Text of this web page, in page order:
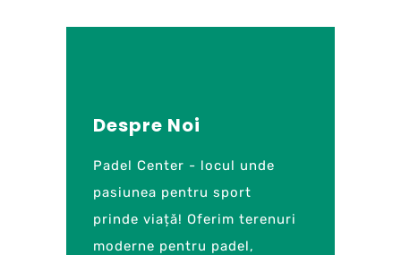
Despre Noi
Padel Center - locul unde
pasiunea pentru sport
prinde viață! Oferim terenuri
moderne pentru padel,